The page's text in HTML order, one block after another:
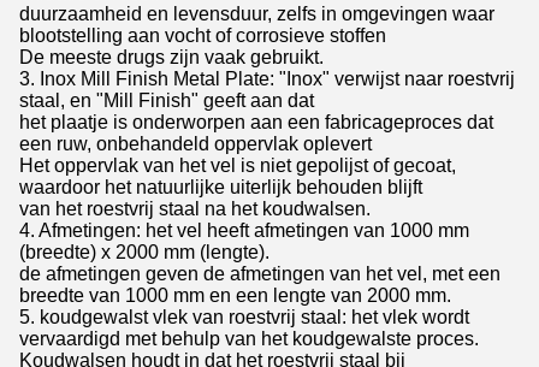
duurzaamheid en levensduur, zelfs in omgevingen waar
blootstelling aan vocht of corrosieve stoffen
De meeste drugs zijn vaak gebruikt.
3. Inox Mill Finish Metal Plate: "Inox" verwijst naar roestvrij
staal, en "Mill Finish" geeft aan dat
het plaatje is onderworpen aan een fabricageproces dat
een ruw, onbehandeld oppervlak oplevert
Het oppervlak van het vel is niet gepolijst of gecoat,
waardoor het natuurlijke uiterlijk behouden blijft
van het roestvrij staal na het koudwalsen.
4. Afmetingen: het vel heeft afmetingen van 1000 mm
(breedte) x 2000 mm (lengte).
de afmetingen geven de afmetingen van het vel, met een
breedte van 1000 mm en een lengte van 2000 mm.
5. koudgewalst vlek van roestvrij staal: het vlek wordt
vervaardigd met behulp van het koudgewalste proces.
Koudwalsen houdt in dat het roestvrij staal bij